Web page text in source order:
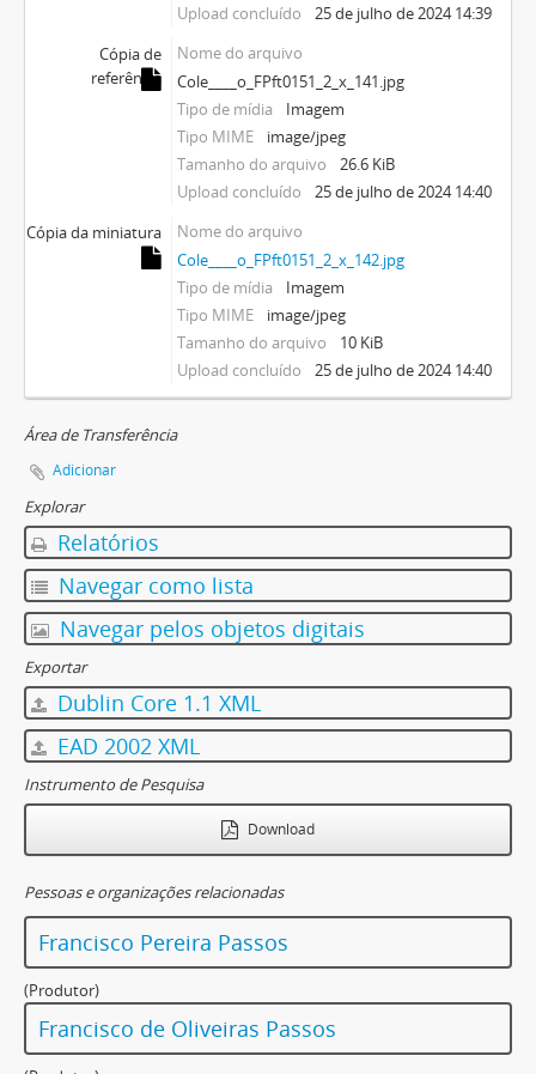
Upload concluído
25 de julho de 2024 14:39
Cópia de
referência
Nome do arquivo
Cole____o_FPft0151_2_x_141.jpg
Tipo de mídia
Imagem
Tipo MIME
image/jpeg
Tamanho do arquivo
26.6 KiB
Upload concluído
25 de julho de 2024 14:40
Cópia da miniatura
Nome do arquivo
Cole____o_FPft0151_2_x_142.jpg
Tipo de mídia
Imagem
Tipo MIME
image/jpeg
Tamanho do arquivo
10 KiB
Upload concluído
25 de julho de 2024 14:40
Área de Transferência
Adicionar
Explorar
Relatórios
Navegar como lista
Navegar pelos objetos digitais
Exportar
Dublin Core 1.1 XML
EAD 2002 XML
Instrumento de Pesquisa
Download
Pessoas e organizações relacionadas
Francisco Pereira Passos
(Produtor)
Francisco de Oliveiras Passos